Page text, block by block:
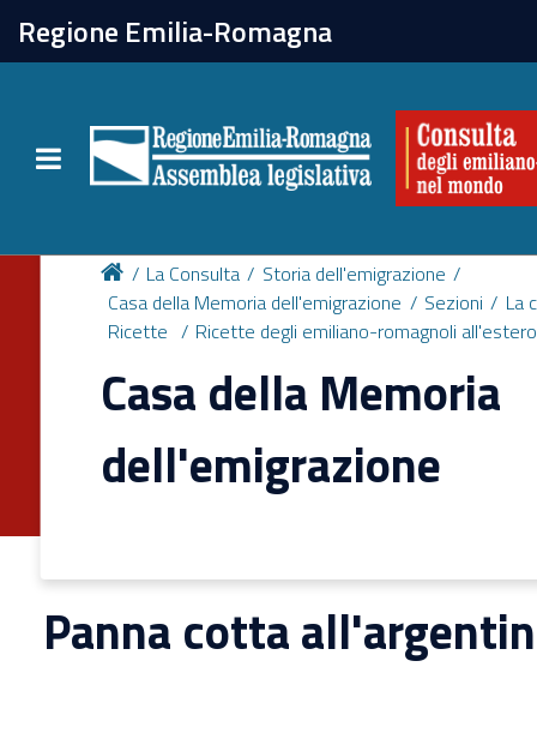
Regione Emilia-Romagna
Toggle navigation
chiudi
Attività
Per chi vive all'estero
Newsletter
La Consulta
Storia dell'emigrazione
Casa della Memoria dell'emigrazione
Sezioni
La
Ricette
Ricette degli emiliano-romagnoli all'estero
Casa della Memoria
dell'emigrazione
Panna cotta